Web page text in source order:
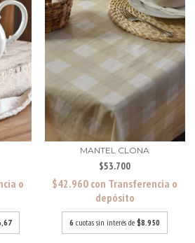
o
MANTEL CLONA
$53.700
$42.960 con Transferencia o
depósito
6 cuotas sin interés de $8.950